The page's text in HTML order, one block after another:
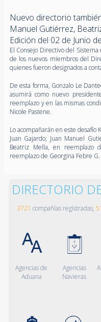
Nuevo directorio
Manuel Gutiérrez,
Edición del 02 de Junio
El Consejo Directivo del Sistema
de los nuevos miembros del
quienes fueron designados a
De esta forma, Gonzalo Le
asumirá como nuevo
reemplazo y en las mismas
Nicole Pastene.
Lo acompañarán en este
Juan Gajardo; Juan Manuel
Beatriz Mella, en reemplazo
reemplazo de Georgina Febre G.
DIRECTORIO
3721 compañías registradas, 51
Agencias de
Aduana
Agencias
Navieras